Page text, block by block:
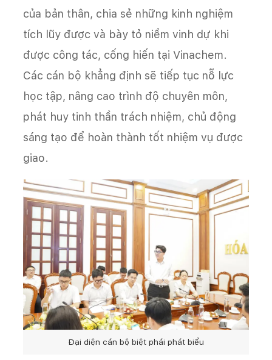
của bản thân, chia sẻ những kinh nghiệm
tích lũy được và bày tỏ niềm vinh dự khi
được công tác, cống hiến tại Vinachem.
Các cán bộ khẳng định sẽ tiếp tục nỗ lực
học tập, nâng cao trình độ chuyên môn,
phát huy tinh thần trách nhiệm, chủ động
sáng tạo để hoàn thành tốt nhiệm vụ được
giao.
Đại diện cán bộ biệt phái phát biểu